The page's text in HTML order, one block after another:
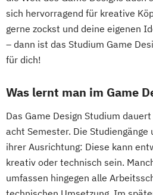
sich hervorragend für kreative
gerne zockst und deine eigenen
– dann ist das Studium Game
für dich!
Was lernt man im Game
Das Game Design Studium
acht Semester. Die
ihrer Ausrichtung: Diese kann
kreativ oder technisch sein.
umfassen hingegen alle